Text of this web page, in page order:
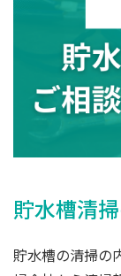
貯水槽清
貯水槽の清掃の